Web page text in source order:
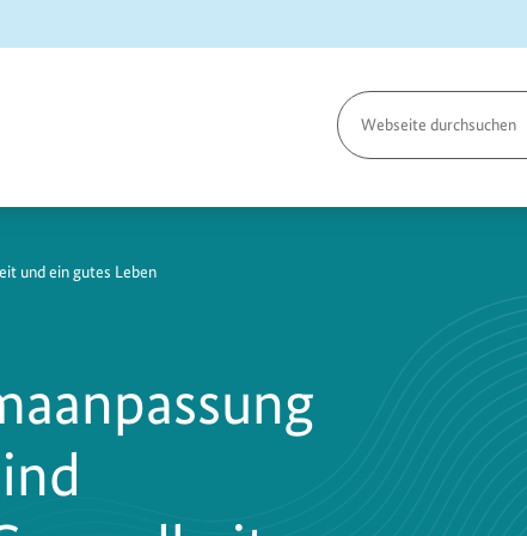
Seite
durchsuchen
und ein gutes Leben